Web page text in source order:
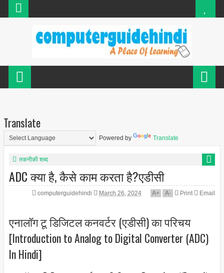
Translate
Powered by Translate
तकनीकी शब्द
ADC क्या है, कैसे काम करता है?एडीसी
computerguidehindi March 26, 2024 A+ A- Print Email
एनालॉग टू डिजिटल कनवर्टर (एडीसी) का परिचय
[Introduction to Analog to Digital Converter (ADC)
In Hindi]